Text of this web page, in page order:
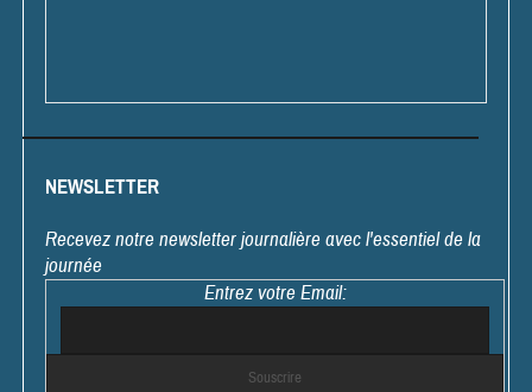
NEWSLETTER
Recevez notre newsletter journalière avec l'essentiel de la
journée
Entrez votre Email: